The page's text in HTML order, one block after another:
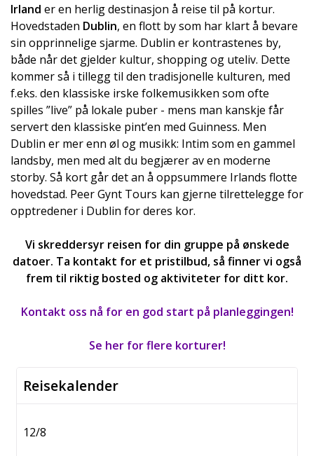
Irland er en herlig destinasjon å reise til på kortur.
Hovedstaden Dublin, en flott by som har klart å bevare
sin opprinnelige sjarme. Dublin er kontrastenes by,
både når det gjelder kultur, shopping og uteliv. Dette
kommer så i tillegg til den tradisjonelle kulturen, med
f.eks. den klassiske irske folkemusikken som ofte
spilles ”live” på lokale puber - mens man kanskje får
servert den klassiske pint’en med Guinness. Men
Dublin er mer enn øl og musikk: Intim som en gammel
landsby, men med alt du begjærer av en moderne
storby. Så kort går det an å oppsummere Irlands flotte
hovedstad. Peer Gynt Tours kan gjerne tilrettelegge for
opptredener i Dublin for deres kor.
Vi skreddersyr reisen for din gruppe på ønskede
datoer. Ta kontakt for et pristilbud, så finner vi også
frem til riktig bosted og aktiviteter for ditt kor.
Kontakt oss nå for en god start på planleggingen!
Se her for flere korturer!
Reisekalender
12/8